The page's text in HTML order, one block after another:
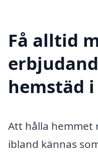
Få alltid
hemstäd
Att hålla hemmet
ibland kännas